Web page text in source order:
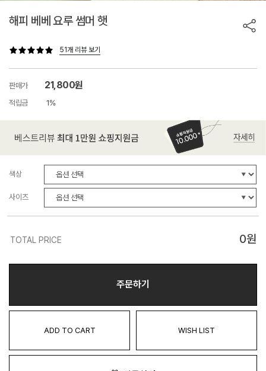
해피 베베 요루 썸머 햇
51개 리뷰 보기
판매가 21,800원
적립금 1%
색상
사이즈
TOTAL PRICE 0원
주문하기
ADD TO CART WISH LIST